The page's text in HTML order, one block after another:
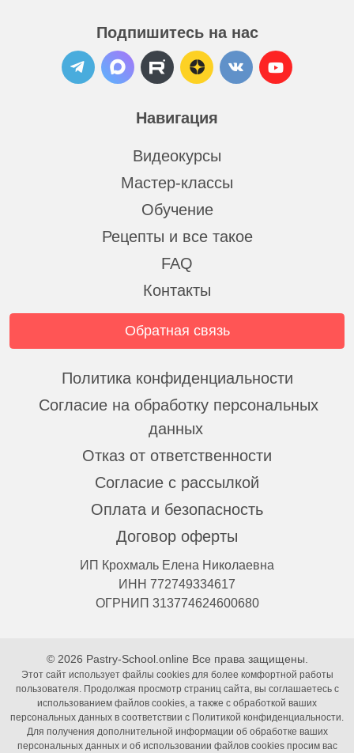
Навигация
Видеокурсы
Мастер-классы
Обучение
Рецепты и все такое
FAQ
Контакты
Подпишитесь на нас
Обратная связь
Политика конфиденциальности
Согласие на обработку персональных
данных
Отказ от ответственности
Согласие с рассылкой
Оплата и безопасность
Договор оферты
ИП Крохмаль Елена Николаевна
ИНН 772749334617
ОГРНИП 313774624600680
© 2026 Pastry-School.online Все права защищены.
Этот сайт использует файлы cookies для более комфортной работы
пользователя. Продолжая просмотр страниц сайта, вы соглашаетесь с
использованием файлов cookies, а также с обработкой ваших
персональных данных в соответствии с Политикой конфиденциальности.
Для получения дополнительной информации об обработке ваших
персональных данных и об использовании файлов cookies просим вас